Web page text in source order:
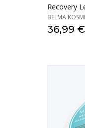
Recovery
BELMA
36,99 €